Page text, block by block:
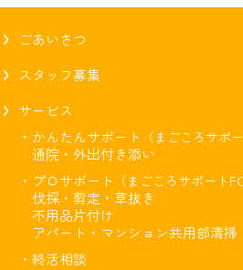
ごあいさつ
サービス
・かんたんサポート （まごころサポ
通院・外出付き添い
・プロサポート （まごころサポートFC
伐採・剪定・草抜き
不用品片付け
アパート・マンション共用部清掃
・終活相談
スタッフ募集